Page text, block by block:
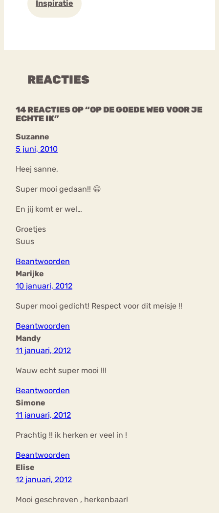
Inspiratie
REACTIES
14 REACTIES OP “OP DE GOEDE WEG VOOR JE
ECHTE IK”
Suzanne
5 juni, 2010
Heej sanne,
Super mooi gedaan!! 😀
En jij komt er wel…
Groetjes
Suus
Beantwoorden
Marijke
10 januari, 2012
Super mooi gedicht! Respect voor dit meisje !!
Beantwoorden
Mandy
11 januari, 2012
Wauw echt super mooi !!!
Beantwoorden
Simone
11 januari, 2012
Prachtig !! ik herken er veel in !
Beantwoorden
Elise
12 januari, 2012
Mooi geschreven , herkenbaar!